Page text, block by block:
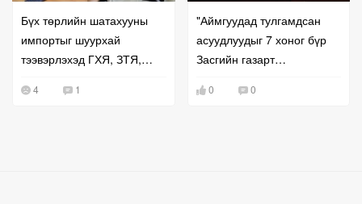
Бүх төрлийн шатахууны
импортыг шуурхай
тээвэрлэхэд ГХЯ, ЗТЯ,
4 1
"Аймгуудад тулгамдсан
асуудлуудыг 7 хоног бүр
Засгийн газарт
шийдвэрлүүлнэ"
0 0